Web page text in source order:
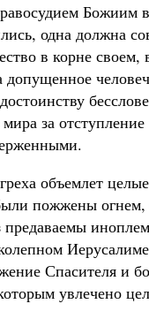
Божиим
одна должна
в корне
за
объемлет
пожжены огнем,
предаваемы
Спасителя и
увлечено